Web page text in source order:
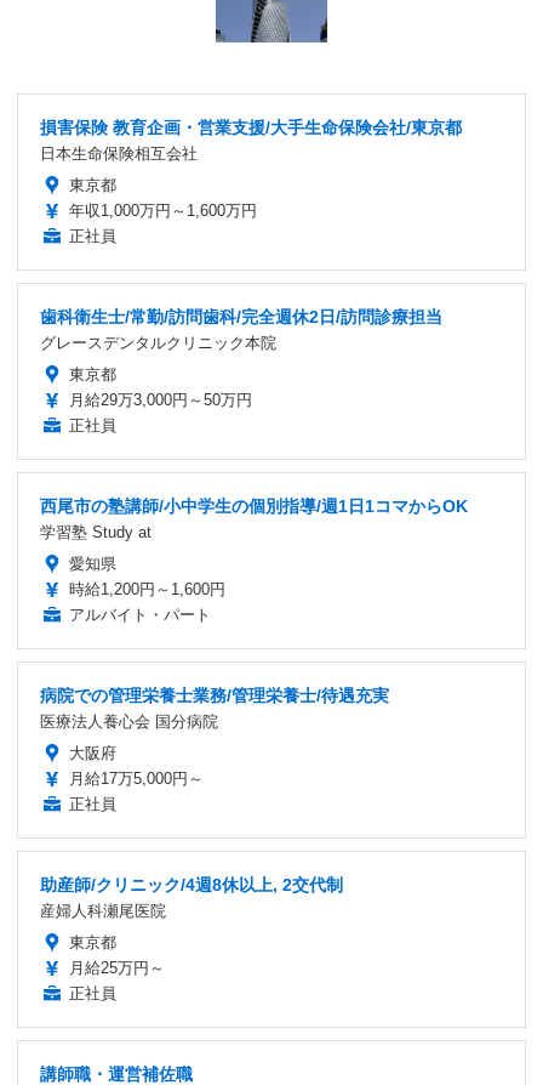
損害保険 教育企画・営業支援/大手生命保険会社/東京都
日本生命保険相互会社
東京都
年収1,000万円～1,600万円
正社員
歯科衛生士/常勤/訪問歯科/完全週休2日/訪問診療担当
グレースデンタルクリニック本院
東京都
月給29万3,000円～50万円
正社員
西尾市の塾講師/小中学生の個別指導/週1日1コマからOK
学習塾 Study at
愛知県
時給1,200円～1,600円
アルバイト・パート
病院での管理栄養士業務/管理栄養士/待遇充実
医療法人養心会 国分病院
大阪府
月給17万5,000円～
正社員
助産師/クリニック/4週8休以上, 2交代制
産婦人科瀬尾医院
東京都
月給25万円～
正社員
講師職・運営補佐職